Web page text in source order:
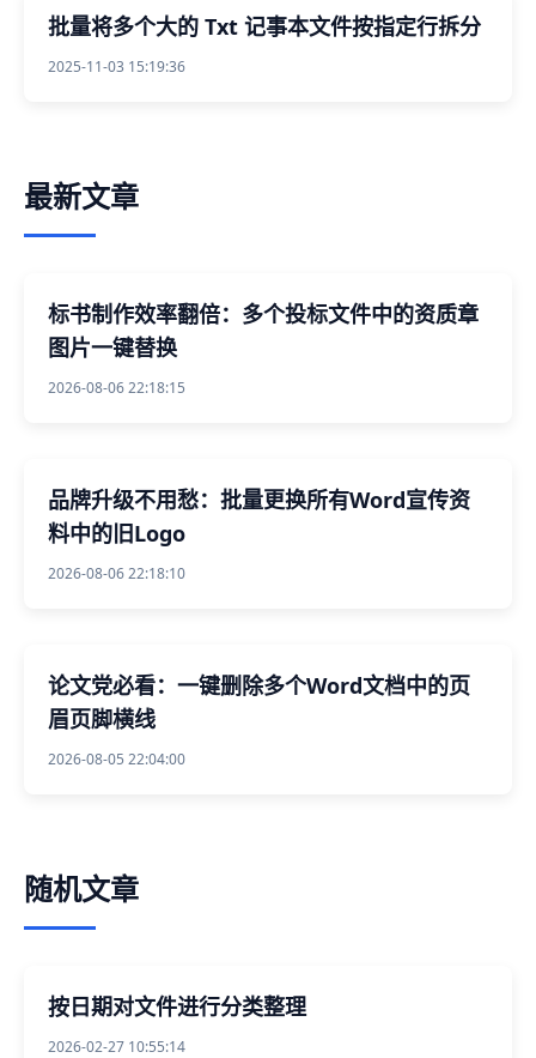
批量将多个大的 Txt 记事本文件按指定行拆分
2025-11-03 15:19:36
最新文章
标书制作效率翻倍：多个投标文件中的资质章
图片一键替换
2026-08-06 22:18:15
品牌升级不用愁：批量更换所有Word宣传资
料中的旧Logo
2026-08-06 22:18:10
论文党必看：一键删除多个Word文档中的页
眉页脚横线
2026-08-05 22:04:00
随机文章
按日期对文件进行分类整理
2026-02-27 10:55:14